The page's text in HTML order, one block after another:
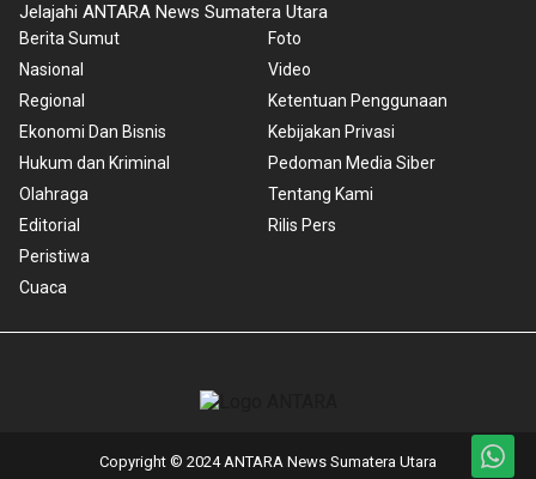
Jelajahi ANTARA News Sumatera Utara
Berita Sumut
Nasional
Regional
Ekonomi Dan Bisnis
Hukum dan Kriminal
Olahraga
Editorial
Peristiwa
Cuaca
Foto
Video
Ketentuan Penggunaan
Kebijakan Privasi
Pedoman Media Siber
Tentang Kami
Rilis Pers
Copyright © 2024 ANTARA News Sumatera Utara